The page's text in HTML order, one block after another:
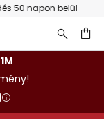
belül